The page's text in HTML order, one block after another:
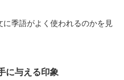
に季語がよく使われるのかを見
に与える印象